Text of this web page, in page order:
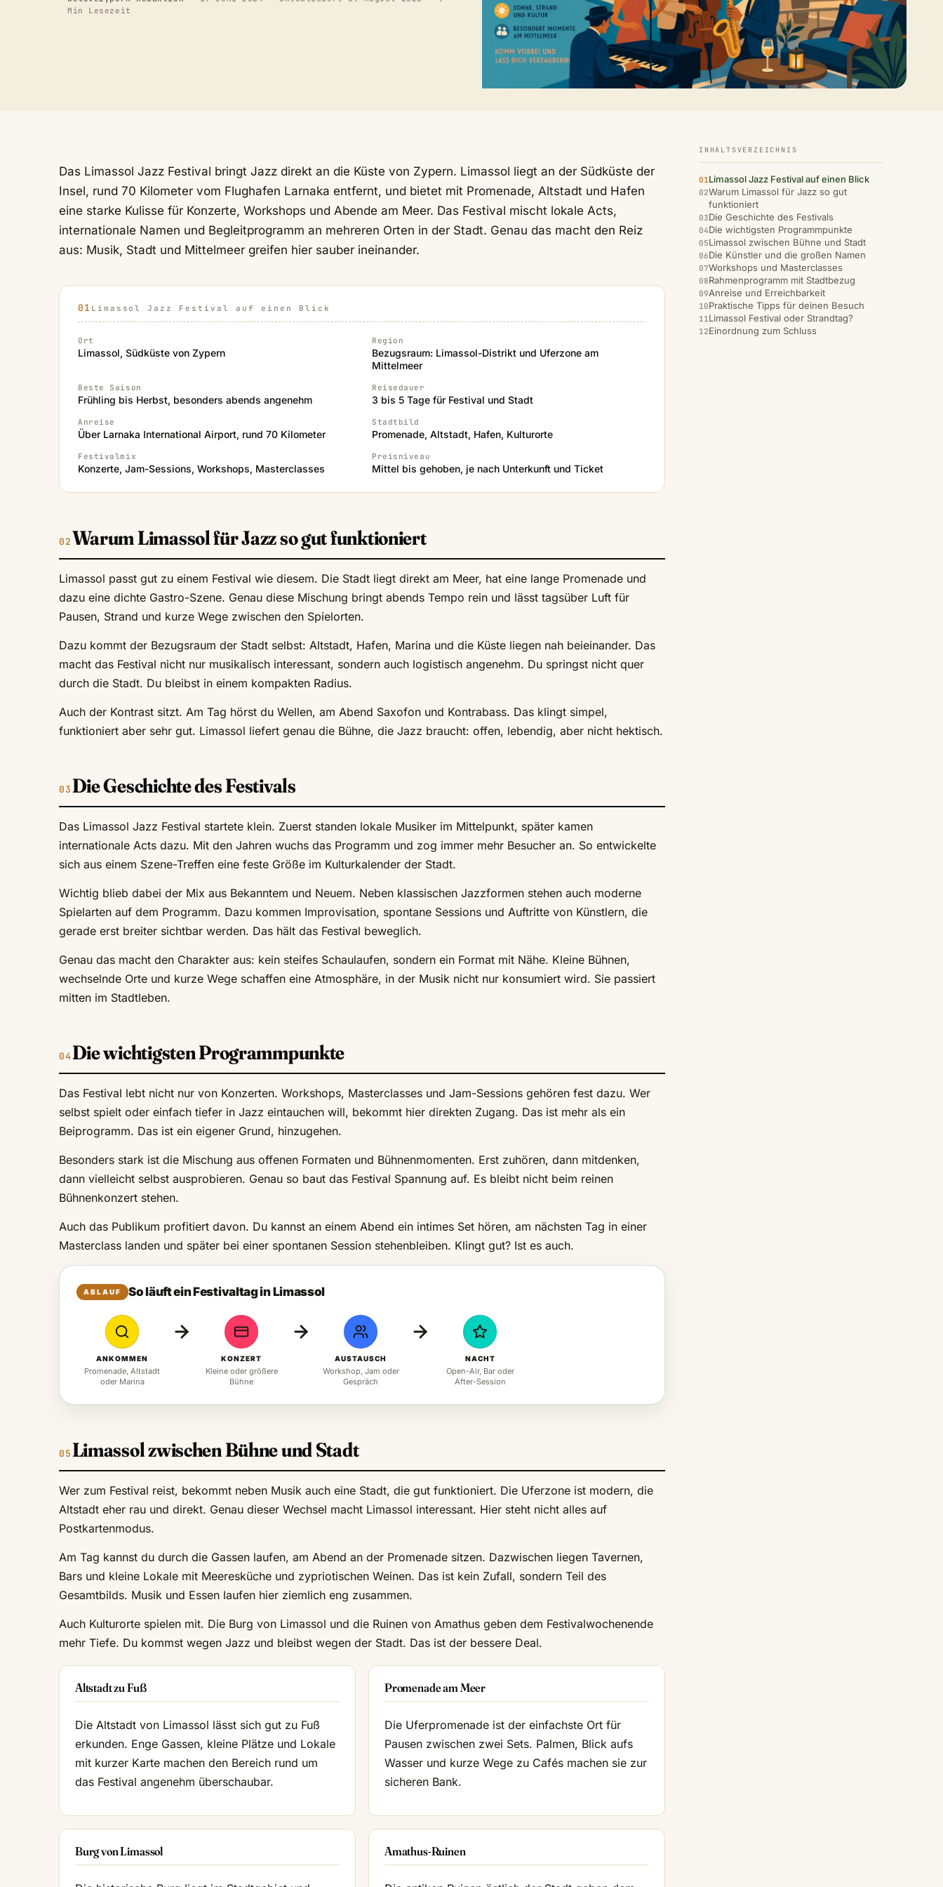
Min Lesezeit
Das Limassol Jazz Festival bringt Jazz direkt an die Küste von Zypern. Limassol liegt an der Südküste der
Insel, rund 70 Kilometer vom Flughafen Larnaka entfernt, und bietet mit Promenade, Altstadt und Hafen
eine starke Kulisse für Konzerte, Workshops und Abende am Meer. Das Festival mischt lokale Acts,
internationale Namen und Begleitprogramm an mehreren Orten in der Stadt. Genau das macht den Reiz
aus: Musik, Stadt und Mittelmeer greifen hier sauber ineinander.
Limassol Jazz Festival auf einen Blick
Ort
Limassol, Südküste von Zypern
Region
Bezugsraum: Limassol-Distrikt und Uferzone am
Mittelmeer
Beste Saison
Frühling bis Herbst, besonders abends angenehm
Reisedauer
3 bis 5 Tage für Festival und Stadt
Anreise
Über Larnaka International Airport, rund 70 Kilometer
Stadtbild
Promenade, Altstadt, Hafen, Kulturorte
Festivalmix
Konzerte, Jam-Sessions, Workshops, Masterclasses
Preisniveau
Mittel bis gehoben, je nach Unterkunft und Ticket
Warum Limassol für Jazz so gut funktioniert
Limassol passt gut zu einem Festival wie diesem. Die Stadt liegt direkt am Meer, hat eine lange Promenade und
dazu eine dichte Gastro-Szene. Genau diese Mischung bringt abends Tempo rein und lässt tagsüber Luft für
Pausen, Strand und kurze Wege zwischen den Spielorten.
Dazu kommt der Bezugsraum der Stadt selbst: Altstadt, Hafen, Marina und die Küste liegen nah beieinander. Das
macht das Festival nicht nur musikalisch interessant, sondern auch logistisch angenehm. Du springst nicht quer
durch die Stadt. Du bleibst in einem kompakten Radius.
Auch der Kontrast sitzt. Am Tag hörst du Wellen, am Abend Saxofon und Kontrabass. Das klingt simpel,
funktioniert aber sehr gut. Limassol liefert genau die Bühne, die Jazz braucht: offen, lebendig, aber nicht hektisch.
Die Geschichte des Festivals
Das Limassol Jazz Festival startete klein. Zuerst standen lokale Musiker im Mittelpunkt, später kamen
internationale Acts dazu. Mit den Jahren wuchs das Programm und zog immer mehr Besucher an. So entwickelte
sich aus einem Szene-Treffen eine feste Größe im Kulturkalender der Stadt.
Wichtig blieb dabei der Mix aus Bekanntem und Neuem. Neben klassischen Jazzformen stehen auch moderne
Spielarten auf dem Programm. Dazu kommen Improvisation, spontane Sessions und Auftritte von Künstlern, die
gerade erst breiter sichtbar werden. Das hält das Festival beweglich.
Genau das macht den Charakter aus: kein steifes Schaulaufen, sondern ein Format mit Nähe. Kleine Bühnen,
wechselnde Orte und kurze Wege schaffen eine Atmosphäre, in der Musik nicht nur konsumiert wird. Sie passiert
mitten im Stadtleben.
Die wichtigsten Programmpunkte
Das Festival lebt nicht nur von Konzerten. Workshops, Masterclasses und Jam-Sessions gehören fest dazu. Wer
selbst spielt oder einfach tiefer in Jazz eintauchen will, bekommt hier direkten Zugang. Das ist mehr als ein
Beiprogramm. Das ist ein eigener Grund, hinzugehen.
Besonders stark ist die Mischung aus offenen Formaten und Bühnenmomenten. Erst zuhören, dann mitdenken,
dann vielleicht selbst ausprobieren. Genau so baut das Festival Spannung auf. Es bleibt nicht beim reinen
Bühnenkonzert stehen.
Auch das Publikum profitiert davon. Du kannst an einem Abend ein intimes Set hören, am nächsten Tag in einer
Masterclass landen und später bei einer spontanen Session stehenbleiben. Klingt gut? Ist es auch.
ABLAUF So läuft ein Festivaltag in Limassol
ANKOMMEN
Promenade, Altstadt
oder Marina
KONZERT
Kleine oder größere
Bühne
AUSTAUSCH
Workshop, Jam oder
Gespräch
NACHT
Open-Air, Bar oder
After-Session
Limassol zwischen Bühne und Stadt
Wer zum Festival reist, bekommt neben Musik auch eine Stadt, die gut funktioniert. Die Uferzone ist modern, die
Altstadt eher rau und direkt. Genau dieser Wechsel macht Limassol interessant. Hier steht nicht alles auf
Postkartenmodus.
Am Tag kannst du durch die Gassen laufen, am Abend an der Promenade sitzen. Dazwischen liegen Tavernen,
Bars und kleine Lokale mit Meeresküche und zypriotischen Weinen. Das ist kein Zufall, sondern Teil des
Gesamtbilds. Musik und Essen laufen hier ziemlich eng zusammen.
Auch Kulturorte spielen mit. Die Burg von Limassol und die Ruinen von Amathus geben dem Festivalwochenende
mehr Tiefe. Du kommst wegen Jazz und bleibst wegen der Stadt. Das ist der bessere Deal.
Altstadt zu Fuß
Die Altstadt von Limassol lässt sich gut zu Fuß
erkunden. Enge Gassen, kleine Plätze und Lokale
mit kurzer Karte machen den Bereich rund um
das Festival angenehm überschaubar.
Promenade am Meer
Die Uferpromenade ist der einfachste Ort für
Pausen zwischen zwei Sets. Palmen, Blick aufs
Wasser und kurze Wege zu Cafés machen sie zur
sicheren Bank.
Burg von Limassol Amathus-Ruinen
INHALTSVERZEICHNIS
Limassol Jazz Festival auf einen Blick
Warum Limassol für Jazz so gut
funktioniert
Die Geschichte des Festivals
Die wichtigsten Programmpunkte
Limassol zwischen Bühne und Stadt
Die Künstler und die großen Namen
Workshops und Masterclasses
Rahmenprogramm mit Stadtbezug
Anreise und Erreichbarkeit
Praktische Tipps für deinen Besuch
Limassol Festival oder Strandtag?
Einordnung zum Schluss